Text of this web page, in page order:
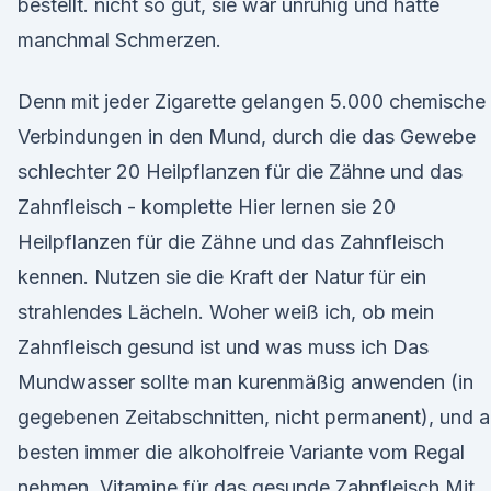
bestellt. nicht so gut, sie war unruhig und hatte
manchmal Schmerzen.
Denn mit jeder Zigarette gelangen 5.000 chemische
Verbindungen in den Mund, durch die das Gewebe
schlechter 20 Heilpflanzen für die Zähne und das
Zahnfleisch - komplette Hier lernen sie 20
Heilpflanzen für die Zähne und das Zahnfleisch
kennen. Nutzen sie die Kraft der Natur für ein
strahlendes Lächeln. Woher weiß ich, ob mein
Zahnfleisch gesund ist und was muss ich Das
Mundwasser sollte man kurenmäßig anwenden (in
gegebenen Zeitabschnitten, nicht permanent), und
besten immer die alkoholfreie Variante vom Regal